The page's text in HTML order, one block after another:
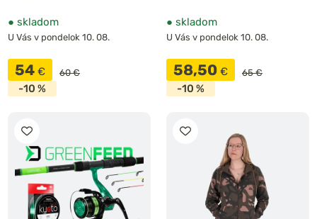
● skladom
U Vás v pondelok 10. 08.
54 € 60 €
-10 %
● skladom
U Vás v pondelok 10. 08.
58,50 € 65 €
-10 %